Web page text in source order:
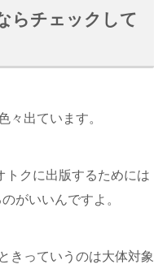
らチェックして
々出ています。
トクに出版するためには
がいいんですよ。
きっていうのは大体対象